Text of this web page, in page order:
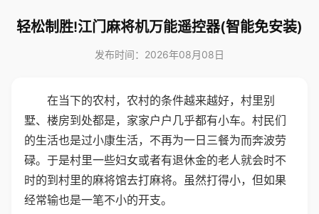
轻松制胜!江门麻将机万能遥控器(智能免安装)
发布时间：2026年08月08日
在当下的农村，农村的条件越来越好，村里别
墅、楼房到处都是，家家户户几乎都有小车。村民们
的生活也是过小康生活，不再为一日三餐为而奔波劳
碌。于是村里一些妇女或者有退休金的老人就会时不
时的到村里的麻将馆去打麻将。虽然打得小，但如果
经常输也是一笔不小的开支。